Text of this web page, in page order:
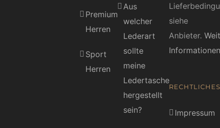
Premium
Herren
Sport
Herren
Aus
welcher
Lederart
sollte
meine
Ledertasche
hergestellt
sein?
siehe
Anbieter.
Informationen
RECHTLICHES
Impressum